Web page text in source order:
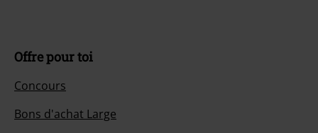
Offre pour toi
Concours
Bons d'achat Large